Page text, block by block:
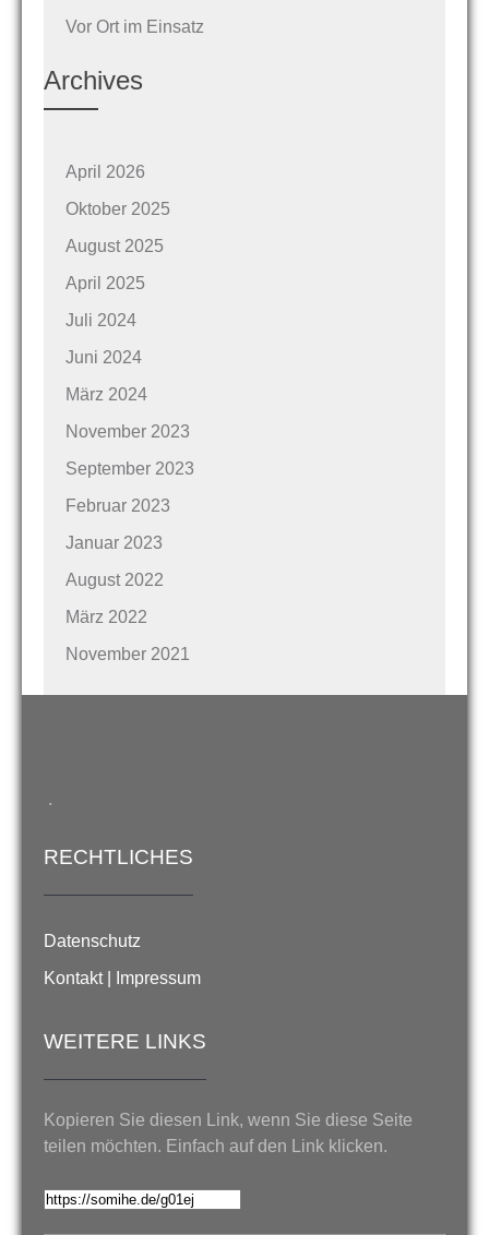
Vor Ort im Einsatz
Archives
April 2026
Oktober 2025
August 2025
April 2025
Juli 2024
Juni 2024
März 2024
November 2023
September 2023
Februar 2023
Januar 2023
August 2022
März 2022
November 2021
.
RECHTLICHES
Datenschutz
Kontakt | Impressum
WEITERE LINKS
Kopieren Sie diesen Link, wenn Sie diese Seite
teilen möchten. Einfach auf den Link klicken.